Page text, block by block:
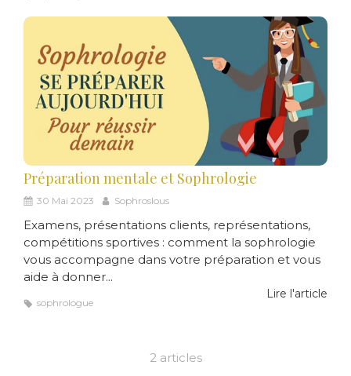
Préparation mentale et Sophrologie
30 Mai 2023 Sophroslous
Examens, présentations clients, représentations,
compétitions sportives : comment la sophrologie
vous accompagne dans votre préparation et vous
aide à donner...
Lire l'article
sophrologue
2 articles